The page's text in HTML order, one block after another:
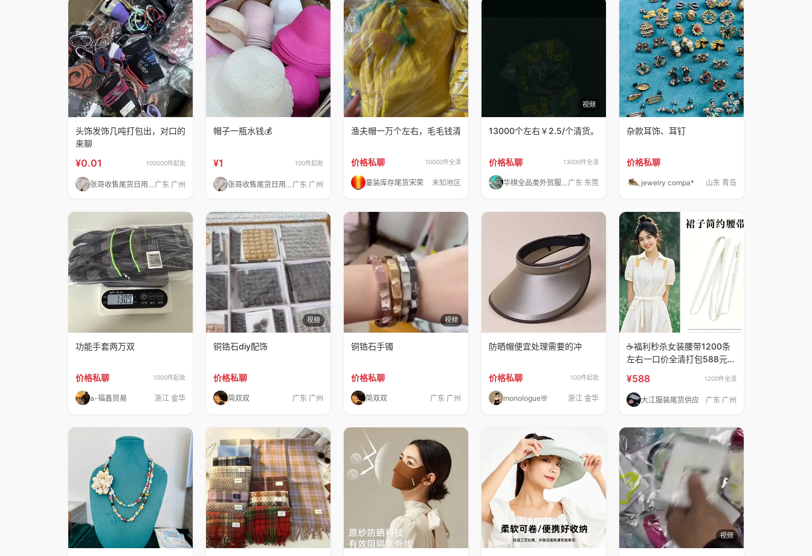
头饰发饰几吨打包出，对口的
来聊
¥0.01 100000件起批
张哥收售尾货日用百货化妆品 广东 广州
帽子一瓶水钱💰
¥1 100件起批
张哥收售尾货日用百货化妆品 广东 广州
渔夫帽一万个左右，毛毛钱清
价格私聊 10000件全清
童装库存尾货宋荣 未知地区
视频
13000个左右￥2.5/个清货。
价格私聊 13000件全清
华棋全品类外贸服装尾货批发—阿瑞 广东 东莞
杂款耳饰、耳钉
价格私聊
jewelry compa* 山东 青岛
功能手套两万双
价格私聊 1000件起批
a-福鑫贸易 浙江 金华
视频
铜锆石diy配饰
价格私聊
简双双 广东 广州
视频
铜锆石手镯
价格私聊
简双双 广东 广州
防晒帽便宜处理需要的冲
价格私聊 100件起批
monologue🌸 浙江 金华
☕️福利秒杀女装腰带1200条
左右一口价全清打包588元，
¥588 1200件全清
大江服装尾货供应 广东 广州
视频